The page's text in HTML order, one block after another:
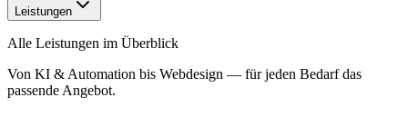
Leistungen
Alle Leistungen im Überblick
Von KI & Automation bis Webdesign — für jeden Bedarf das
passende Angebot.